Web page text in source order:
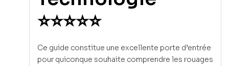
⭐⭐⭐⭐⭐
Ce guide constitue une excellente porte d’entrée
pour quiconque souhaite comprendre les rouages